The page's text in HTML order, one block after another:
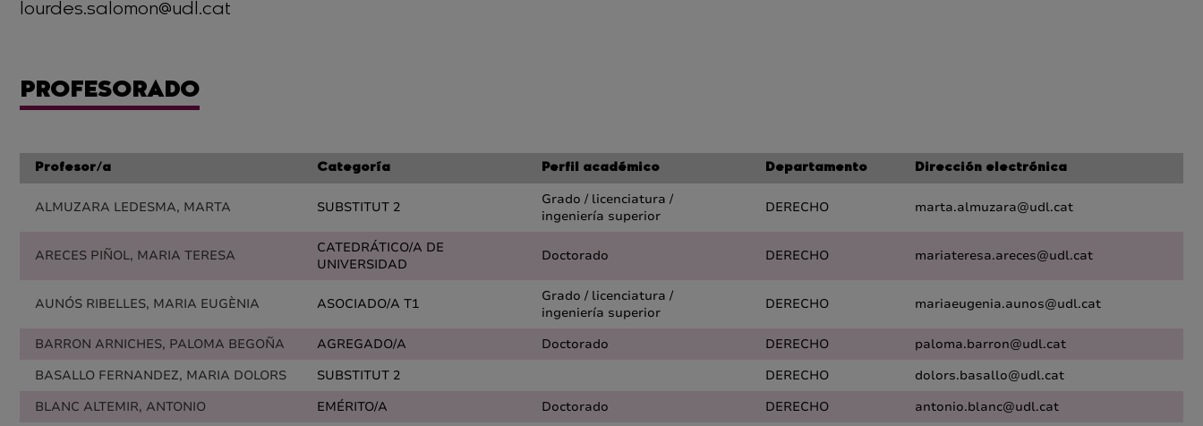
lourdes.salomon@udl.cat
PROFESORADO
Profesor/a Categoría Perfil académico Departamento Dirección electrónica
ALMUZARA LEDESMA, MARTA SUBSTITUT 2
Grado / licenciatura /
ingeniería superior
DERECHO marta.almuzara@udl.cat
ARECES PIÑOL, MARIA TERESA
CATEDRÁTICO/A DE
UNIVERSIDAD
Doctorado DERECHO mariateresa.areces@udl.cat
AUNÓS RIBELLES, MARIA EUGÈNIA ASOCIADO/A T1
Grado / licenciatura /
ingeniería superior
DERECHO mariaeugenia.aunos@udl.cat
BARRON ARNICHES, PALOMA BEGOÑA AGREGADO/A Doctorado DERECHO
paloma.barron@udl.cat
BASALLO FERNANDEZ, MARIA DOLORS
SUBSTITUT 2 DERECHO
dolors.basallo@udl.cat
BLANC ALTEMIR, ANTONIO
EMÉRITO/A Doctorado DERECHO antonio.blanc@udl.cat